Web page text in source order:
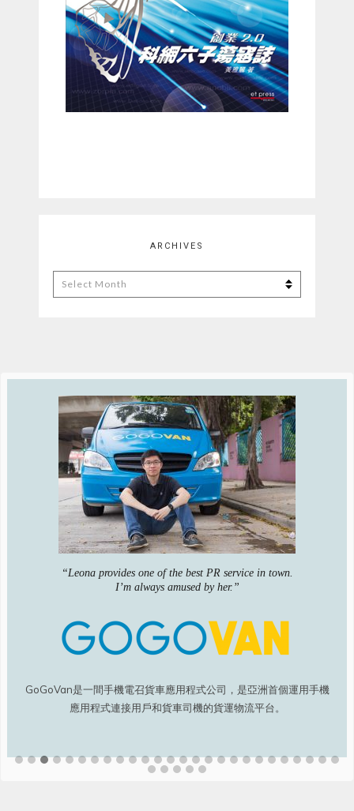
ARCHIVES
Archives
“Leona provides one of the best PR service in town.
I’m always amused by her.”
GoGoVan是一間手機電召貨車應用程式公司，是亞洲首個運用手機
應用程式連接用戶和貨車司機的貨運物流平台。